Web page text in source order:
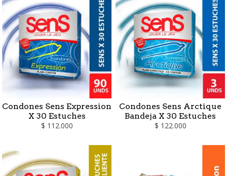
Condones Sens Expression
X 30 Estuches
$ 112.000
Condones Sens Arctique
Bandeja X 30 Estuches
$ 122.000